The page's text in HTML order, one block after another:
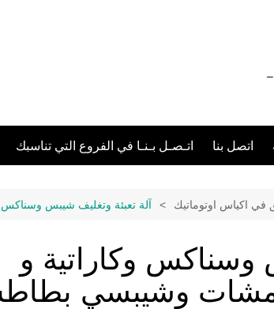
التغليف 01211116954 – 01211116955 – 01211116956 –
اتصل بنا اتـصـل بـنـا في الفروع التي تناسبك
في اكياس اوتوماتيك آلة تعبئة وتغليف شيبس
وسناكس وكاراتية و
وشيبسي